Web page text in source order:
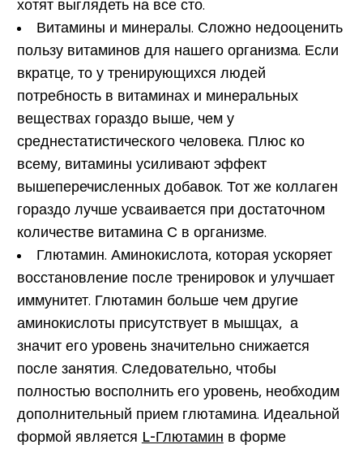
хотят выглядеть на все сто.
Витамины и минералы. Сложно недооценить
пользу витаминов для нашего организма. Если
вкратце, то у тренирующихся людей
потребность в витаминах и минеральных
веществах гораздо выше, чем у
среднестатистического человека. Плюс ко
всему, витамины усиливают эффект
вышеперечисленных добавок. Тот же коллаген
гораздо лучше усваивается при достаточном
количестве витамина С в организме.
Глютамин. Аминокислота, которая ускоряет
восстановление после тренировок и улучшает
иммунитет. Глютамин больше чем другие
аминокислоты присутствует в мышцах, а
значит его уровень значительно снижается
после занятия. Следовательно, чтобы
полностью восполнить его уровень, необходим
дополнительный прием глютамина. Идеальной
формой является L-Глютамин в форме